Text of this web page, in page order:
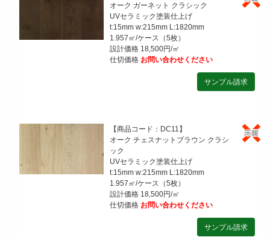
オーク ガーネット クラシック
UVセラミック塗装仕上げ
t:15mm w:215mm L:1820mm
1.957㎡/ケース（5枚）
設計価格 18,500円/㎡
仕切価格 お問い合わせください
【商品コード：DC11】
オーク チェスナットブラウン クラシ
ック
UVセラミック塗装仕上げ
t:15mm w:215mm L:1820mm
1.957㎡/ケース（5枚）
設計価格 18,500円/㎡
仕切価格 お問い合わせください